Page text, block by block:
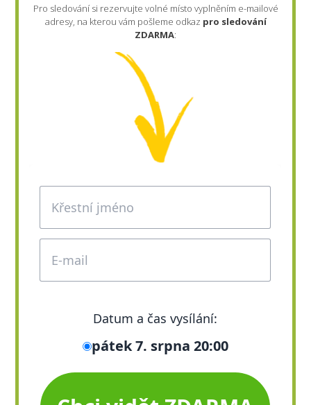
Pro sledování si rezervujte volné místo vyplněním e-mailové
adresy, na kterou vám pošleme odkaz pro sledování
ZDARMA: